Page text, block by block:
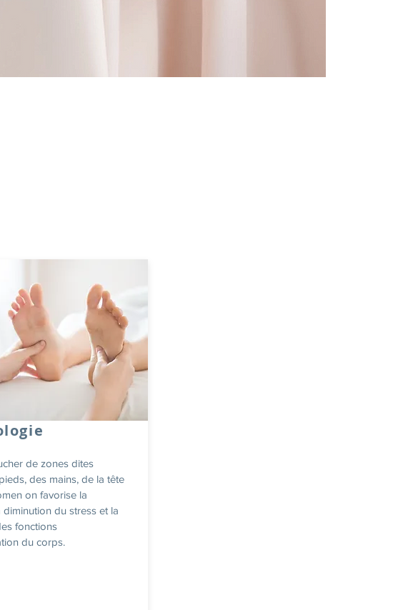
de zones dites
des mains, de la tête
on favorise la
diminution du stress et la
fonctions
du corps.